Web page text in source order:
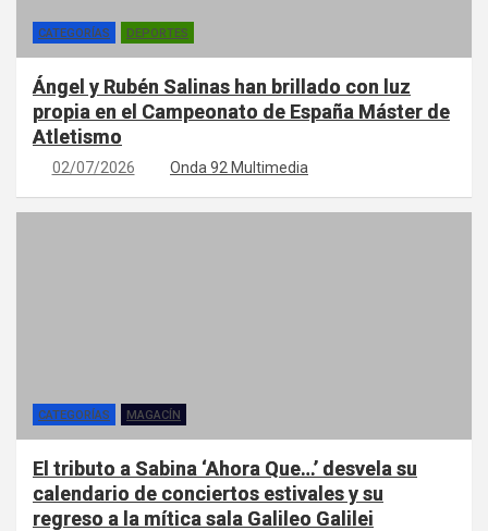
CATEGORÍAS DEPORTES
Ángel y Rubén Salinas han brillado con luz
propia en el Campeonato de España Máster de
Atletismo
02/07/2026 Onda 92 Multimedia
CATEGORÍAS MAGACÍN
El tributo a Sabina ‘Ahora Que…’ desvela su
calendario de conciertos estivales y su
regreso a la mítica sala Galileo Galilei